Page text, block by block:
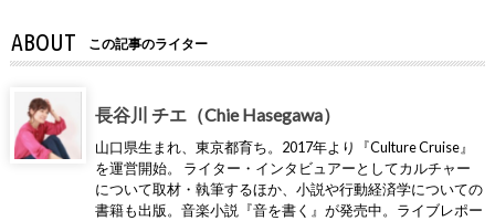
ABOUT この記事のライター
長谷川 チエ（Chie Hasegawa）
山口県生まれ、東京都育ち。2017年より『Culture Cruise』
を運営開始。 ライター・インタビュアーとしてカルチャー
について取材・執筆するほか、小説や行動経済学についての
書籍も出版。音楽小説『音を書く』が発売中。ライブレポー